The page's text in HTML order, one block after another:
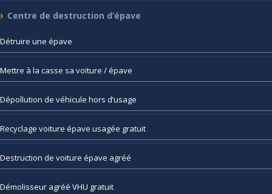
Centre de destruction d’épave
Détruire une épave
Mettre à la casse sa voiture / épave
Dépollution de véhicule hors d’usage
Recyclage voiture épave usagée gratuit
Destruction de voiture épave agréé
Démolisseur agréé VHU gratuit